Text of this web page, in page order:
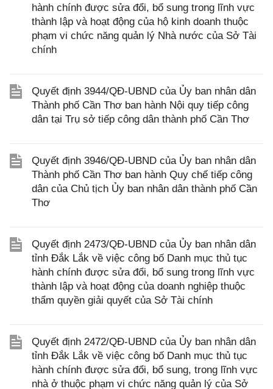
hành chính được sửa đổi, bổ sung trong lĩnh vực
thành lập và hoạt động của hộ kinh doanh thuộc
phạm vi chức năng quản lý Nhà nước của Sở Tài
chính
Quyết định 3944/QĐ-UBND của Ủy ban nhân dân
Thành phố Cần Thơ ban hành Nội quy tiếp công
dân tại Trụ sở tiếp công dân thành phố Cần Thơ
Quyết định 3946/QĐ-UBND của Ủy ban nhân dân
Thành phố Cần Thơ ban hành Quy chế tiếp công
dân của Chủ tịch Ủy ban nhân dân thành phố Cần
Thơ
Quyết định 2473/QĐ-UBND của Ủy ban nhân dân
tỉnh Đắk Lắk về việc công bố Danh mục thủ tục
hành chính được sửa đổi, bổ sung trong lĩnh vực
thành lập và hoạt động của doanh nghiệp thuộc
thẩm quyền giải quyết của Sở Tài chính
Quyết định 2472/QĐ-UBND của Ủy ban nhân dân
tỉnh Đắk Lắk về việc công bố Danh mục thủ tục
hành chính được sửa đổi, bổ sung, trong lĩnh vực
nhà ở thuộc phạm vi chức năng quản lý của Sở